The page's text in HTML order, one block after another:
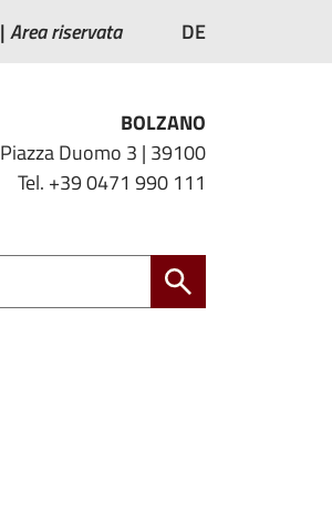
Area riservata DE
BOLZANO
Piazza Duomo 3 | 39100
Tel. +39 0471 990 111